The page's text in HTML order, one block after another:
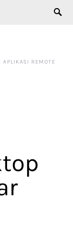
APLIKASI REMOTE